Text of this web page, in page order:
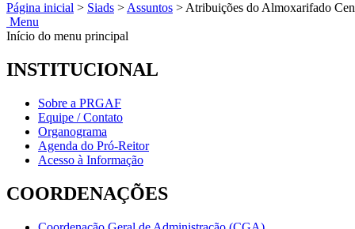
Página inicial > Siads > Assuntos > Atribuições do Almoxarifado
Menu
Início do menu principal
INSTITUCIONAL
Sobre a PRGAF
Equipe / Contato
Organograma
Agenda do Pró-Reitor
Acesso à Informação
COORDENAÇÕES